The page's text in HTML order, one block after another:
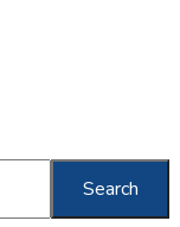
Search